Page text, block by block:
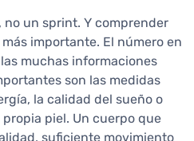
un sprint. Y comprender
importante. El número en
muchas informaciones
son las medidas
la calidad del sueño o
piel. Un cuerpo que
suficiente movimiento